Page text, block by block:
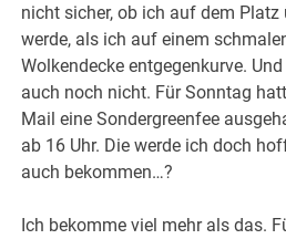
nicht sicher, ob ich auf dem Platz
werde, als ich auf einem
Wolkendecke entgegenkurve.
auch noch nicht. Für Sonntag
Mail eine Sondergreenfee
ab 16 Uhr. Die werde ich doch
auch bekommen…?
Ich bekomme viel mehr als das.